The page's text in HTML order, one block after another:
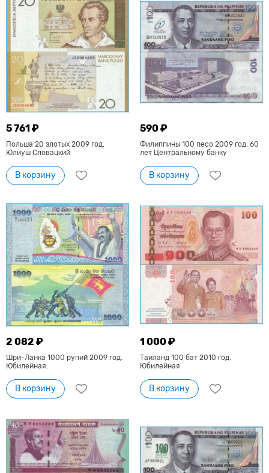
5 761 ₽
Польша 20 злотых 2009 год.
Юлиуш Словацкий
В корзину
590 ₽
Филиппины 100 песо 2009 год. 60
лет Центральному банку
В корзину
2 082 ₽
Шри-Ланка 1000 рупий 2009 год.
Юбилейная.
В корзину
1 000 ₽
Таиланд 100 бат 2010 год.
Юбилейная
В корзину